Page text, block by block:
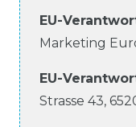
EU-
Marketing
EU-
Strasse 43,